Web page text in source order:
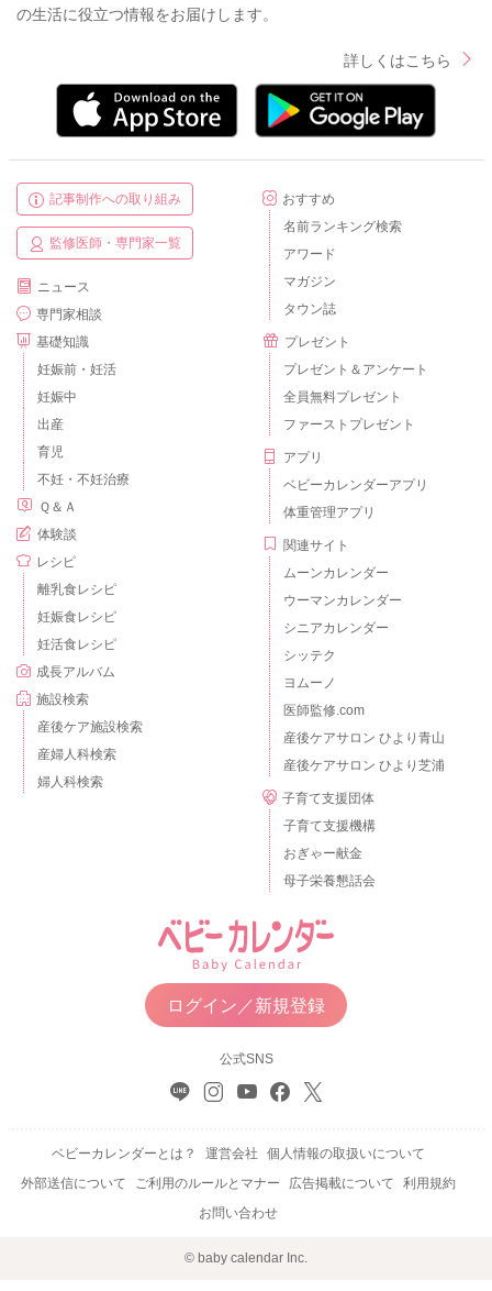
の生活に役立つ情報をお届けします。
詳しくはこちら
記事制作への取り組み
監修医師・専門家一覧
ニュース
専門家相談
基礎知識
妊娠前・妊活
妊娠中
出産
育児
不妊・不妊治療
Ｑ＆Ａ
体験談
レシピ
離乳食レシピ
妊娠食レシピ
妊活食レシピ
成長アルバム
施設検索
産後ケア施設検索
産婦人科検索
婦人科検索
おすすめ
名前ランキング検索
アワード
マガジン
タウン誌
プレゼント
プレゼント＆アンケート
全員無料プレゼント
ファーストプレゼント
アプリ
ベビーカレンダーアプリ
体重管理アプリ
関連サイト
ムーンカレンダー
ウーマンカレンダー
シニアカレンダー
シッテク
ヨムーノ
医師監修.com
産後ケアサロン ひより青山
産後ケアサロン ひより芝浦
子育て支援団体
子育て支援機構
おぎゃー献金
母子栄養懇話会
ログイン／新規登録
公式SNS
ベビーカレンダーとは？ 運営会社
個人情報の取扱いについて
外部送信について
ご利用のルールとマナー 広告掲載について
利用規約
お問い合わせ
© baby calendar Inc.